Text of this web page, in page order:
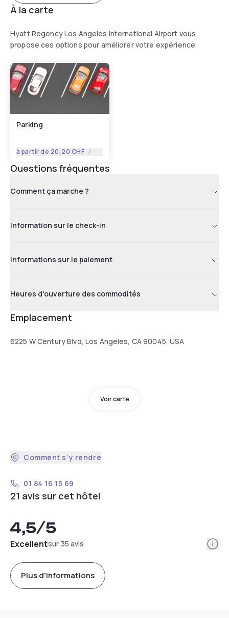
À la carte
Hyatt Regency Los Angeles International Airport vous
propose ces options pour améliorer votre expérience
Parking
à partir de 20,20 CHF
Questions fréquentes
Comment ça marche ?
Information sur le check-in
Informations sur le paiement
Heures d'ouverture des commodités
Emplacement
6225 W Century Blvd, Los Angeles, CA 90045, USA
Voir carte
Comment s'y rendre
01 84 16 15 69
21 avis sur cet hôtel
4,5/5
Excellentsur 35 avis
Plus d'informations